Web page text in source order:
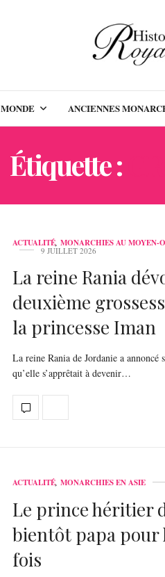
MONDE ANCIENNES
Étiquette :
ACTUALITÉ, MONARCHIES AU MOYEN-
9 JUILLET 2026
La reine Rania
deuxième
la princesse Iman
La reine Rania de Jordanie a annoncé
qu’elle s’apprêtait à devenir…
ACTUALITÉ, MONARCHIES EN ASIE
Le prince héritier
bientôt papa pour
fois